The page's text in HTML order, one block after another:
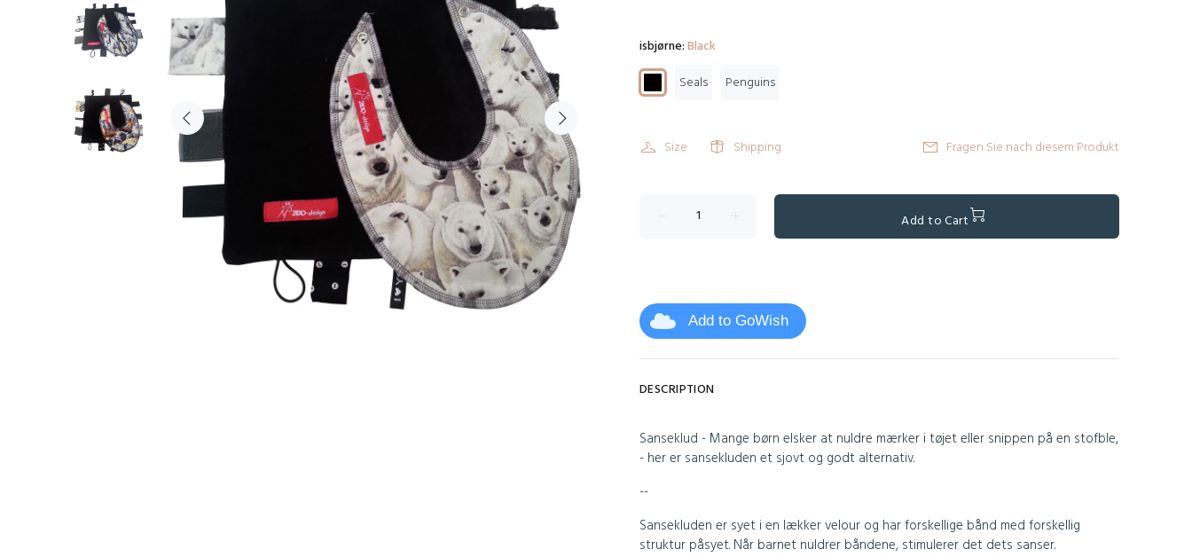
isbjørne:Black
Seals
Penguins
Size Shipping Fragen Sie nach diesem Produkt
Add to Cart
Add to GoWish
DESCRIPTION
Sanseklud - Mange børn elsker at nuldre mærker i tøjet eller snippen på en stofble,
- her er sansekluden et sjovt og godt alternativ.
--
Sansekluden er syet i en lækker velour og har forskellige bånd med forskellig
struktur påsyet. Når barnet nuldrer båndene, stimulerer det dets sanser.